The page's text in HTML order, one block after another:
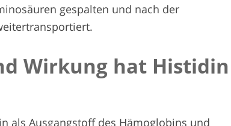
gespalten und nach der
Wirkung hat Histidin
als Ausgangstoff des Hämoglobins und